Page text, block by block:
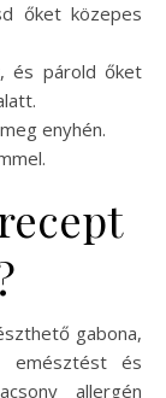
őket közepes
és párold őket
enyhén.
gabona,
emésztést és
allergén